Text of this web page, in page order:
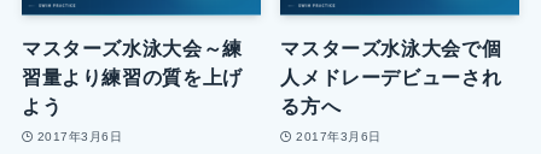
マスターズ水泳大会～練
習量より練習の質を上げ
よう
2017年3月6日
マスターズ水泳大会で個
人メドレーデビューされ
る方へ
2017年3月6日